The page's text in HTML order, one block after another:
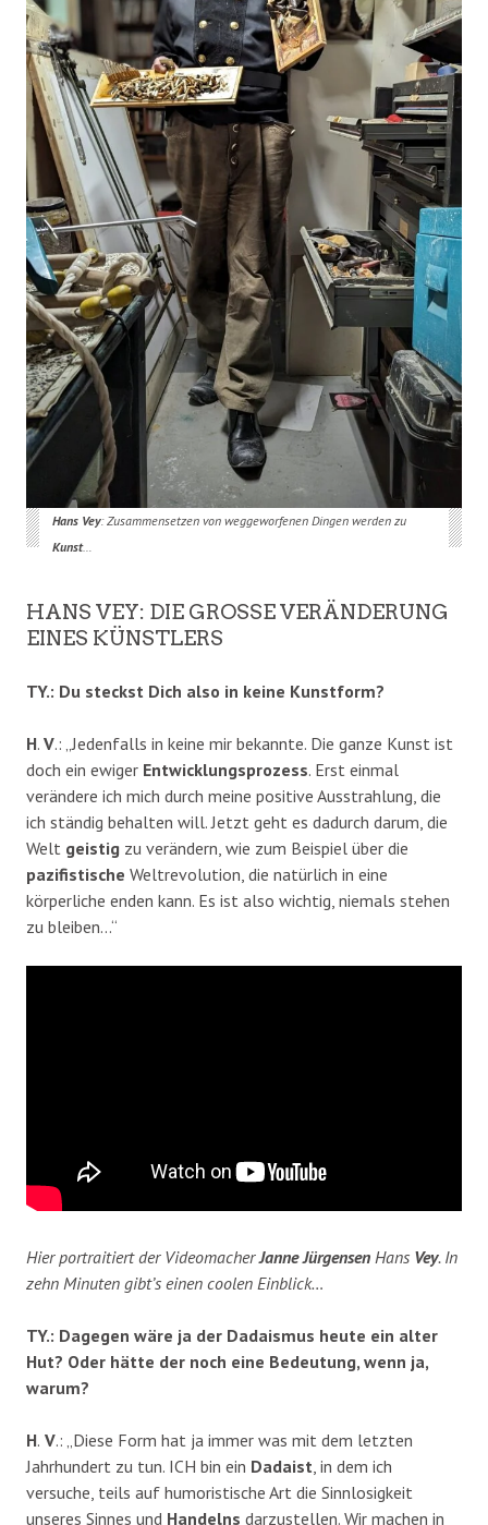
Hans Vey: Zusammensetzen von weggeworfenen Dingen werden zu
Kunst…
HANS VEY: DIE GROSSE VERÄNDERUNG E
INES KÜNSTLERS
TY.: Du steckst Dich also in keine Kunstform?
H. V.: „Jedenfalls in keine mir bekannte. Die ganze Kunst ist
doch ein ewiger Entwicklungsprozess. Erst einmal
verändere ich mich durch meine positive Ausstrahlung, die
ich ständig behalten will. Jetzt geht es dadurch darum, die
Welt geistig zu verändern, wie zum Beispiel über die
pazifistische Weltrevolution, die natürlich in eine
körperliche enden kann. Es ist also wichtig, niemals stehen
zu bleiben…“
Hier portraitiert der VideomacherJanne Jürgensen Hans Vey. In
zehn Minuten gibt’s einen coolen Einblick…
TY.: Dagegen wäre ja der Dadaismus heute ein alter
Hut? Oder hätte der noch eine Bedeutung, wenn ja,
warum?
H. V.: „Diese Form hat ja immer was mit dem letzten
Jahrhundert zu tun. ICH bin ein Dadaist , in dem ich
versuche, teils auf humoristische Art die Sinnlosigkeit
unseres Sinnes und Handelns darzustellen. Wir machen in